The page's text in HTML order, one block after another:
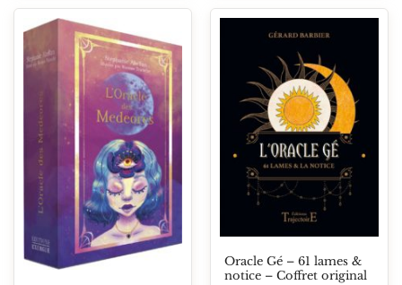
Oracle Gé – 61 lames &
notice – Coffret original